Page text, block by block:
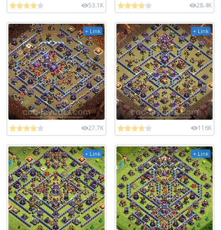
53.1K 28.4K
+ Link
27.7K
+ Link
116K
+ Link + Link